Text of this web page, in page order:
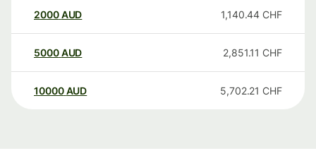
2000AUD 1,140.44 CHF
5000AUD 2,851.11 CHF
10000 AUD 5,702.21 CHF